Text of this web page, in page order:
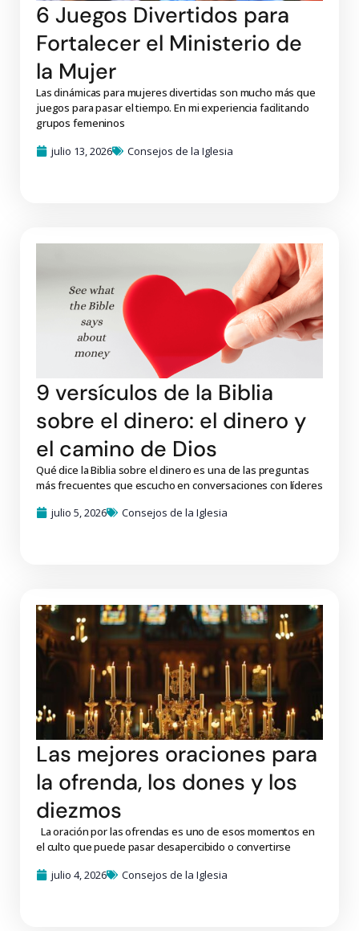
6 Juegos Divertidos para
Fortalecer el Ministerio de
la Mujer
Las dinámicas para mujeres divertidas son mucho más que
juegos para pasar el tiempo. En mi experiencia facilitando
grupos femeninos
julio 13, 2026
Consejos de la Iglesia
9 versículos de la Biblia
sobre el dinero: el dinero y
el camino de Dios
Qué dice la Biblia sobre el dinero es una de las preguntas
más frecuentes que escucho en conversaciones con líderes
julio 5, 2026
Consejos de la Iglesia
Las mejores oraciones para
la ofrenda, los dones y los
diezmos
La oración por las ofrendas es uno de esos momentos en
el culto que puede pasar desapercibido o convertirse
julio 4, 2026
Consejos de la Iglesia